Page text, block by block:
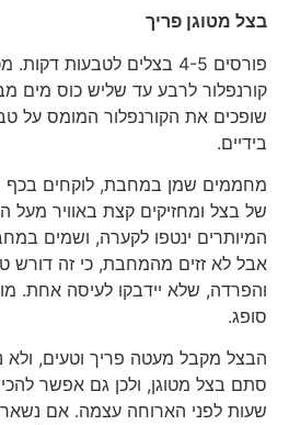
בצל מטוגןפריך
פורסים 4-5 בצלים לטבעות דקות.
קורנפלור לרבע עד שליש כוס מים
שופכים את הקורנפלור המומס על
בידיים.
מחממים שמן במחבת, לוקחים בכף
של בצל ומחזיקים קצת באוויר מעל
המיותרים ינטפו לקערה, ושמים
אבל לא זזים מהמחבת, כי זה דורש
והפרדה, שלא יידבקו לעיסה אחת.
סופג.
הבצל מקבל מעטה פריך וטעים, ולא
סתם בצל מטוגן, ולכן גם אפשר
שעות לפני הארוחה עצמה. אם